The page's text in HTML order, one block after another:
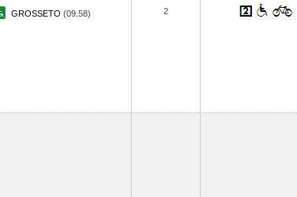
GROSSETO (09.58) 2